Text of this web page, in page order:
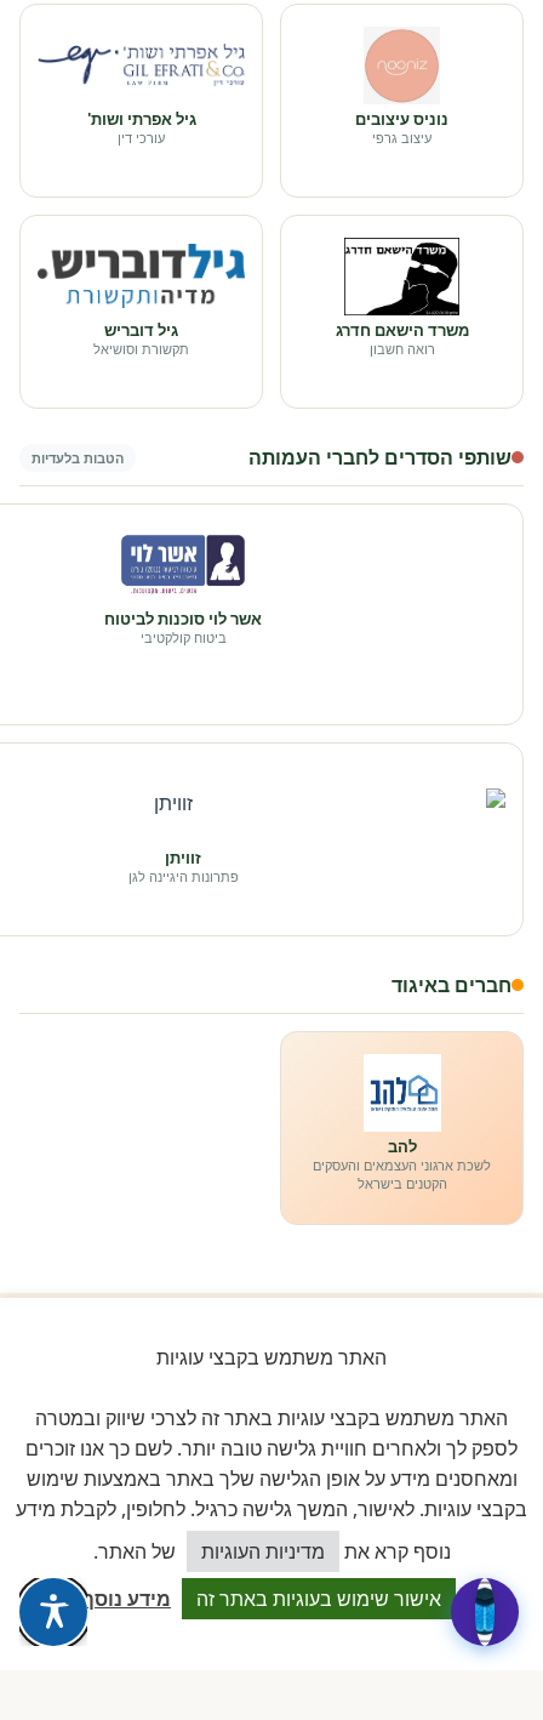
נוניס עיצובים
עיצוב גרפי
גיל אפרתי ושות'
עורכי דין
משרד הישאם חדרג
רואה חשבון
גיל דובריש
תקשורת וסושיאל
שותפי הסדרים לחברי העמותה הטבות בלעדיות
אשר לוי סוכנות לביטוח
ביטוח קולקטיבי
זוויתן
פתרונות היגיינה לגן
חברים באיגוד
להב
לשכת ארגוני העצמאים והעסקים
הקטנים בישראל
דירוג 5 ★ מתוך 5
★★★★★על בסיס11 ביקורות מאומתות
לכל הביקורות ב-Google
D
האתר משתמש בקבצי עוגיות
האתר משתמש בקבצי עוגיות באתר זה לצרכי שיווק ובמטרה
לספק לך ולאחרים חוויית גלישה טובה יותר. לשם כך אנו זוכרים
ומאחסנים מידע על אופן הגלישה שלך באתר באמצעות שימוש
בקבצי עוגיות. לאישור, המשך גלישה כרגיל. לחלופין, לקבלת מידע
נוסף קרא את
מדיניות העוגיות
של האתר.
אישור שימוש בעוגיות באתר זה
מידע נוסף